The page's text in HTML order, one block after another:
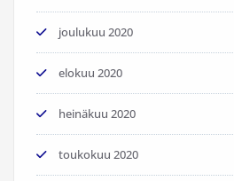
joulukuu 2020
elokuu 2020
heinäkuu 2020
toukokuu 2020